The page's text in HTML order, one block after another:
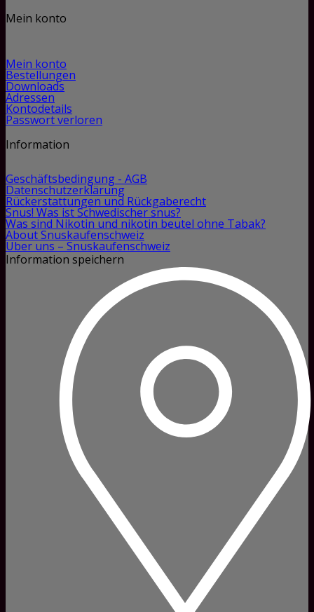
Mein konto
Mein konto
Bestellungen
Downloads
Adressen
Kontodetails
Passwort verloren
Information
Geschäftsbedingung - AGB
Datenschutzerklärung
Rückerstattungen und Rückgaberecht
Snus! Was ist Schwedischer snus?
Was sind Nikotin und nikotin beutel ohne Tabak?
About Snuskaufenschweiz
Über uns – Snuskaufenschweiz
Information speichern